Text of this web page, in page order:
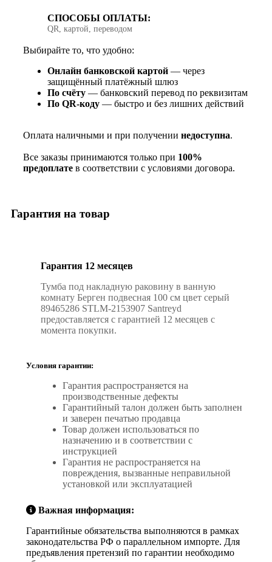
СПОСОБЫ ОПЛАТЫ:
QR, картой, переводом
Выбирайте то, что удобно:
Онлайн банковской картой — через
защищённый платёжный шлюз
По счёту — банковский перевод по реквизитам
По QR‑коду — быстро и без лишних действий
Оплата наличными и при получении недоступна.
Все заказы принимаются только при 100%
предоплате в соответствии с условиями договора.
Гарантия на товар
Гарантия 12 месяцев
Тумба под накладную раковину в ванную
комнату Берген подвесная 100 см цвет серый
89465286 STLM-2153907 Santreyd
предоставляется с гарантией 12 месяцев с
момента покупки.
Условия гарантии:
Гарантия распространяется на
производственные дефекты
Гарантийный талон должен быть заполнен
и заверен печатью продавца
Товар должен использоваться по
назначению и в соответствии с
инструкцией
Гарантия не распространяется на
повреждения, вызванные неправильной
установкой или эксплуатацией
Важная информация:
Гарантийные обязательства выполняются в рамках
законодательства РФ о параллельном импорте. Для
предъявления претензий по гарантии необходимо